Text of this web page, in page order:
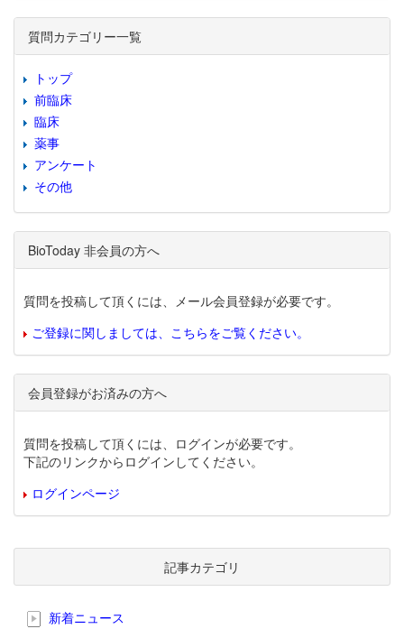
質問カテゴリー一覧
トップ
前臨床
臨床
薬事
アンケート
その他
BioToday 非会員の方へ
質問を投稿して頂くには、メール会員登録が必要です。
ご登録に関しましては、こちらをご覧ください。
会員登録がお済みの方へ
質問を投稿して頂くには、ログインが必要です。
下記のリンクからログインしてください。
ログインページ
記事カテゴリ
新着ニュース